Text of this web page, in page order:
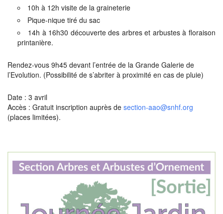
10h à 12h visite de la graineterie
Pique-nique tiré du sac
14h à 16h30 découverte des arbres et arbustes à floraison
printanière.
Rendez-vous 9h45 devant l’entrée de la Grande Galerie de
l’Evolution. (Possibilité de s’abriter à proximité en cas de pluie)
Date : 3 avril
Accès : Gratuit inscription auprès de section-aao@snhf.org
(places limitées).